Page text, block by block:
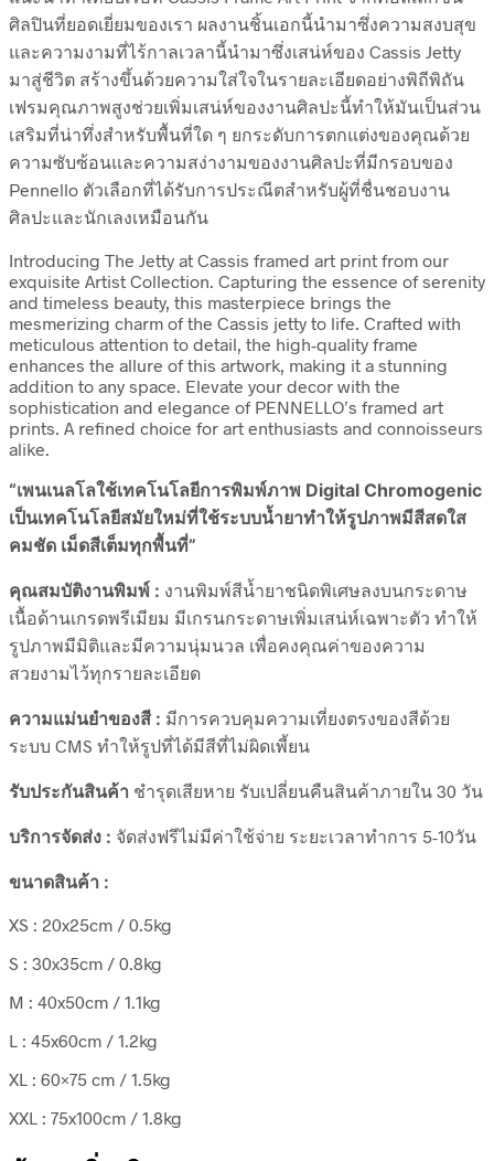
ศิลปินที่ยอดเยี่ยมของเรา ผลงานชิ้นเอกนี้นำมาซึ่งความสงบสุข
และความงามที่ไร้กาลเวลานี้นำมาซึ่งเสน่ห์ของ Cassis Jetty
มาสู่ชีวิต สร้างขึ้นด้วยความใส่ใจในรายละเอียดอย่างพิถีพิถัน
เฟรมคุณภาพสูงช่วยเพิ่มเสน่ห์ของงานศิลปะนี้ทำให้มันเป็นส่วน
เสริมที่น่าทึ่งสำหรับพื้นที่ใด ๆ ยกระดับการตกแต่งของคุณด้วย
ความซับซ้อนและความสง่างามของงานศิลปะที่มีกรอบของ
Pennello ตัวเลือกที่ได้รับการประณีตสำหรับผู้ที่ชื่นชอบงาน
ศิลปะและนักเลงเหมือนกัน
Introducing The Jetty at Cassis framed art print from our
exquisite Artist Collection. Capturing the essence of serenity
and timeless beauty, this masterpiece brings the
mesmerizing charm of the Cassis jetty to life. Crafted with
meticulous attention to detail, the high-quality frame
enhances the allure of this artwork, making it a stunning
addition to any space. Elevate your decor with the
sophistication and elegance of PENNELLO’s framed art
prints. A refined choice for art enthusiasts and connoisseurs
alike.
“เพนเนลโลใช้เทคโนโลยีการพิมพ์ภาพ Digital Chromogenic
เป็นเทคโนโลยีสมัยใหม่ที่ใช้ระบบน้ำยาทำให้รูปภาพมีสีสดใส
คมชัด เม็ดสีเต็มทุกพื้นที่”
คุณสมบัติงานพิมพ์ : งานพิมพ์สีน้ำยาชนิดพิเศษลงบนกระดาษ
เนื้อด้านเกรดพรีเมียม มีเกรนกระดาษเพิ่มเสน่ห์เฉพาะตัว ทำให้
รูปภาพมีมิติและมีความนุ่มนวล เพื่อคงคุณค่าของความ
สวยงามไว้ทุกรายละเอียด
ความแม่นยำของสี : มีการควบคุมความเที่ยงตรงของสีด้วย
ระบบ CMS ทำให้รูปที่ได้มีสีที่ไม่ผิดเพี้ยน
รับประกันสินค้า ชำรุดเสียหาย รับเปลี่ยนคืนสินค้าภายใน 30 วัน
บริการจัดส่ง : จัดส่งฟรีไม่มีค่าใช้จ่าย ระยะเวลาทำการ 5-10วัน
ขนาดสินค้า :
XS : 20x25cm / 0.5kg
S : 30x35cm / 0.8kg
M : 40x50cm / 1.1kg
L : 45x60cm / 1.2kg
XL : 60×75 cm / 1.5kg
XXL : 75x100cm / 1.8kg